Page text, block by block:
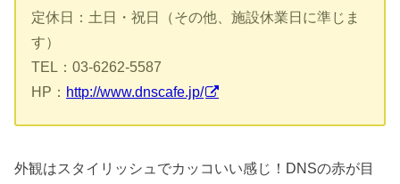
定休日：土日・祝日（その他、施設休業日に準じま
す）
TEL：03-6262-5587
HP： http://www.dnscafe.jp/
外観はスタイリッシュでカッコいい感じ！DNSの赤が目